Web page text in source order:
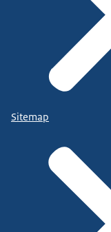
Sitemap